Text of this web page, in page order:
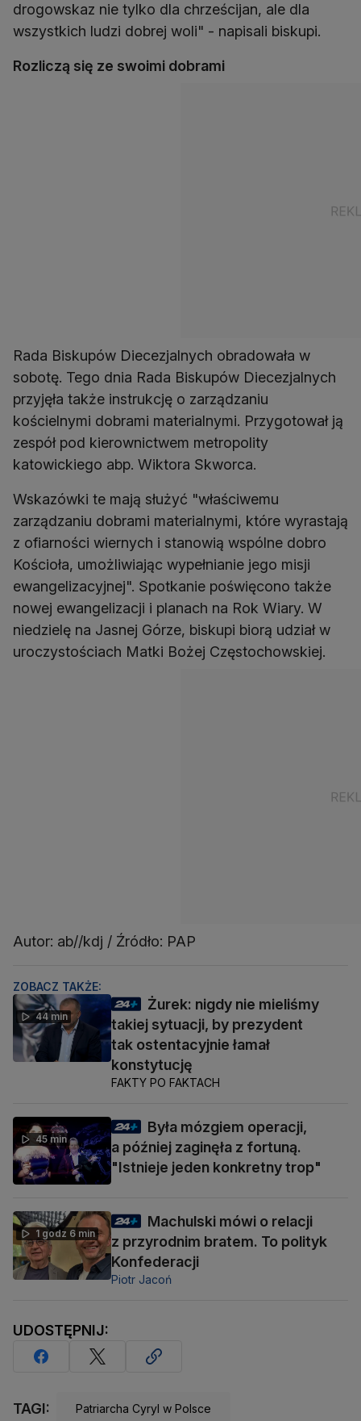
drogowskaz nie tylko dla chrześcijan, ale dla
wszystkich ludzi dobrej woli" - napisali biskupi.
Rozliczą się ze swoimi dobrami
Rada Biskupów Diecezjalnych obradowała w
sobotę. Tego dnia Rada Biskupów Diecezjalnych
przyjęła także instrukcję o zarządzaniu
kościelnymi dobrami materialnymi. Przygotował ją
zespół pod kierownictwem metropolity
katowickiego abp. Wiktora Skworca.
Wskazówki te mają służyć "właściwemu
zarządzaniu dobrami materialnymi, które wyrastają
z ofiarności wiernych i stanowią wspólne dobro
Kościoła, umożliwiając wypełnianie jego misji
ewangelizacyjnej". Spotkanie poświęcono także
nowej ewangelizacji i planach na Rok Wiary. W
niedzielę na Jasnej Górze, biskupi biorą udział w
uroczystościach Matki Bożej Częstochowskiej.
Autor: ab//kdj / Źródło: PAP
ZOBACZ TAKŻE:
44 min
Żurek: nigdy nie mieliśmy
takiej sytuacji, by prezydent
tak ostentacyjnie łamał
konstytucję
FAKTY PO FAKTACH
45 min
Była mózgiem operacji,
a później zaginęła z fortuną.
"Istnieje jeden konkretny trop"
1 godz 6 min
Machulski mówi o relacji
z przyrodnim bratem. To polityk
Konfederacji
Piotr Jacoń
UDOSTĘPNIJ:
TAGI: Patriarcha Cyryl w Polsce